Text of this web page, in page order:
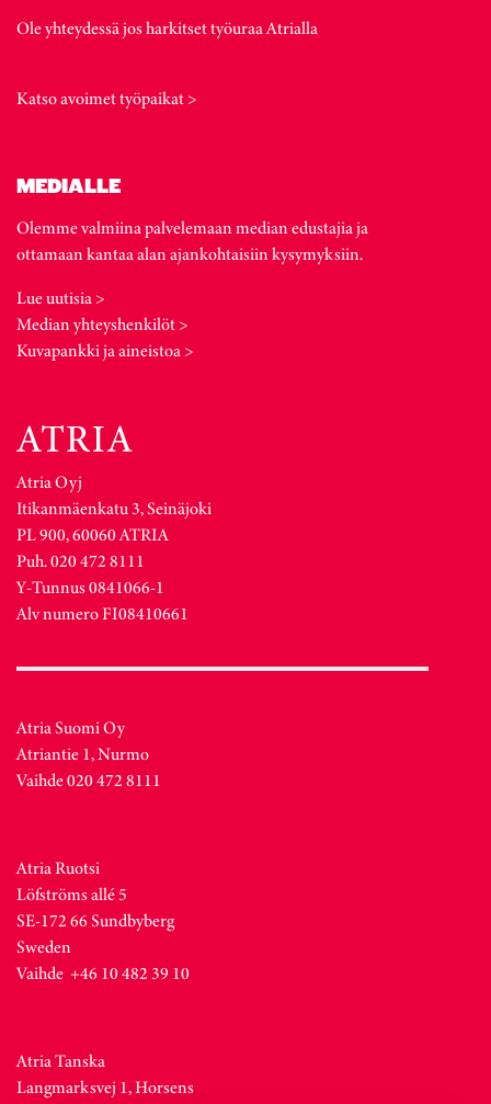
Ole yhteydessä jos harkitset työuraa Atrialla
Katso avoimet työpaikat >
MEDIALLE
Olemme valmiina palvelemaan median edustajia ja
ottamaan kantaa alan ajankohtaisiin kysymyksiin.
Lue uutisia >
Median yhteyshenkilöt >
Kuvapankki ja aineistoa >
Atria Oyj
Itikanmäenkatu 3, Seinäjoki
PL 900, 60060 ATRIA
Puh. 020 472 8111
Y-Tunnus 0841066-1
Alv numero FI08410661
Atria Suomi Oy
Atriantie 1, Nurmo
Vaihde 020 472 8111
Atria Ruotsi
Löfströms allé 5
SE-172 66 Sundbyberg
Sweden
Vaihde +46 10 482 39 10
Atria Tanska
Langmarksvej 1, Horsens